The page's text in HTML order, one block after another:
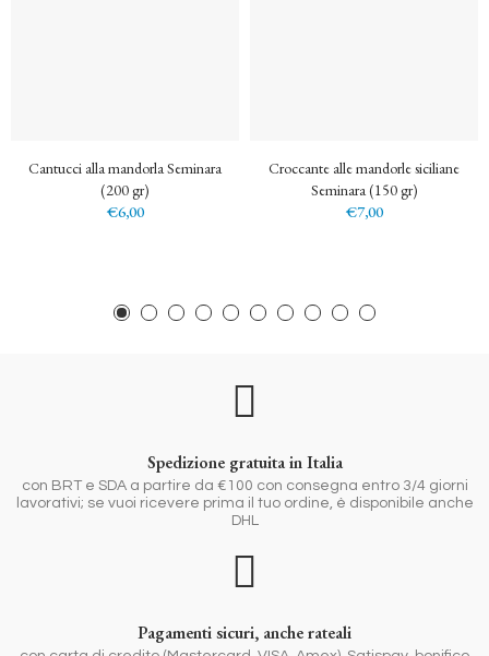
Cantucci alla mandorla Seminara
(200 gr)
€6,00
Croccante alle mandorle siciliane
Seminara (150 gr)
€7,00
Spedizione gratuita in Italia
con BRT e SDA a partire da €100 con consegna entro 3/4 giorni
lavorativi; se vuoi ricevere prima il tuo ordine, è disponibile anche
DHL
Pagamenti sicuri, anche rateali